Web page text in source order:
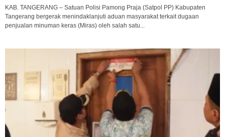
KAB. TANGERANG – Satuan Polisi Pamong Praja (Satpol PP) Kabupaten
Tangerang bergerak menindaklanjuti aduan masyarakat terkait dugaan
penjualan minuman keras (Miras) oleh salah satu...